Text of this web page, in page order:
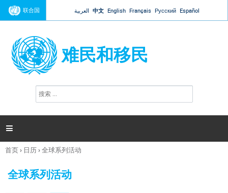
Jump to navigation
联合国 العربية 中文 English Français Русский Español
难民和移民
搜
索

你
这
首页› 日历›全球系列活动
全球系列活动